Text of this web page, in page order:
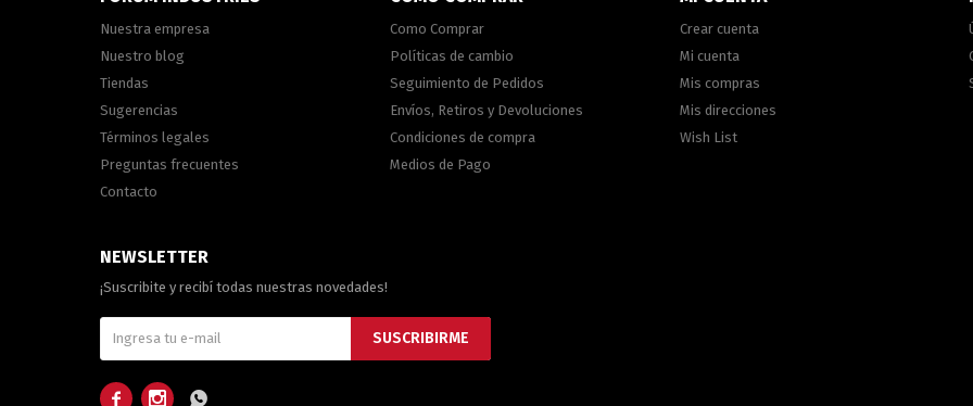
Nuestra empresa
Nuestro blog
Tiendas
Sugerencias
Términos legales
Preguntas frecuentes
Contacto
Como Comprar
Políticas de cambio
Seguimiento de Pedidos
Envíos, Retiros y Devoluciones
Condiciones de compra
Medios de Pago
Crear cuenta
Mi cuenta
Mis compras
Mis direcciones
Wish List
NEWSLETTER
¡Suscribite y recibí todas nuestras novedades!
SUSCRIBIRME
  